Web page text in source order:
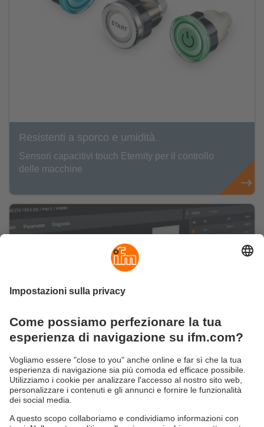
Resistenti a sporco e umidità
Sensori capacitivi touch Eternity per il controllo
delle macchine
moneo configure: software di
configurazione
App per la configurazione e la gestione di
dispositivi IO-Link di qualsiasi produttore e
master IO-Link di ifm.